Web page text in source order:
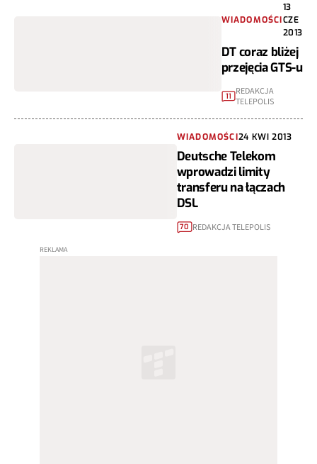
WIADOMOŚCI
13
CZE
2013
DT coraz bliżej
przejęcia GTS-u
11 REDAKCJA
TELEPOLIS
WIADOMOŚCI24 KWI 2013
Deutsche Telekom
wprowadzi limity
transferu na łączach
DSL
70 REDAKCJA TELEPOLIS